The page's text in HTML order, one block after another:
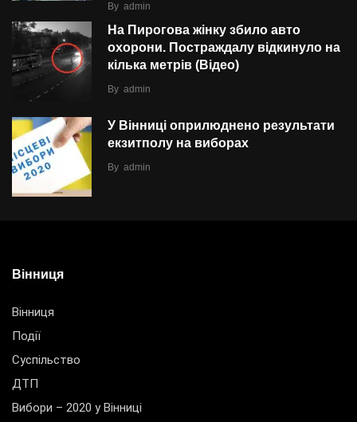
By admin
На Пирогова жінку збило авто
охорони. Постраждалу відкинуло на
кілька метрів (Відео)
By admin
У Вінниці оприлюднено результати
екзитполу на виборах
By admin
Вінниця
Вінниця
Події
Суспільство
ДТП
Вибори – 2020 у Вінниці